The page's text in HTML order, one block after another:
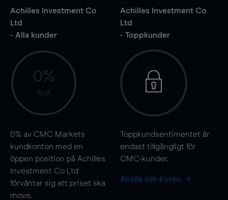
Achilles Investment Co
Ltd
- Alla kunder
0%
N/A
0% av CMC Markets
kundkonton med en
öppen position på Achilles
Investment Co Ltd
förväntar sig att priset ska
move.
Achilles Investment Co
Ltd
- Toppkunder
Toppkundsentimentet är
endast tillgängligt för
CMC-kunder.
Ansök om konto